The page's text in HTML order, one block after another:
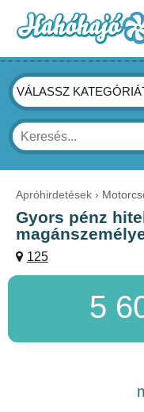
VÁLASSZ
Apróhirdetések
Gyors pénz
125
5